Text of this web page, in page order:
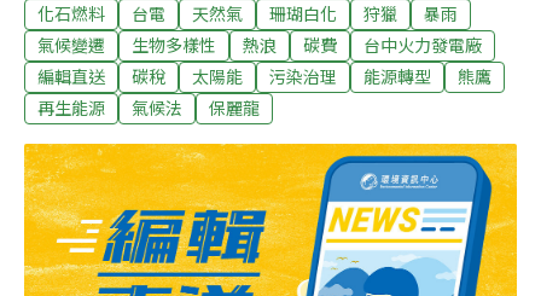
跨黨派共同召開記者會，質疑行政院版法案草案對於原住
民族權益鮮少著墨，疾呼因應氣候變遷相關修法應納入原
住民族的角色，重視原住民族的權益。（中央社報導）碳
稅延宕20年 立委：財政部別裝睡財政部2006年提出《能
源稅條例》草案，2026年歐盟課徵碳關稅，台灣碳費延至
2024年開徵，民眾黨立委蔡壁如、張其祿等人今天指出，
專款專用的碳費，額度、用途、效益都有限，恐拖延台灣
整體減碳時程；碳稅才能達到「環保減碳、產業升級、社
會分配正義」三重效益，應儘速推出延宕近20年的碳稅版
本，並納入《氣候變遷因應法》。（聯合報報導）
化石燃料 台電 天然氣 珊瑚白化 狩獵
暴雨
氣候變遷
生物多樣性 熱浪 碳費
台中火力發電廠
編輯直送
碳稅 太陽能 污染治理 能源轉型
熊鷹
再生能源
氣候法 保麗龍